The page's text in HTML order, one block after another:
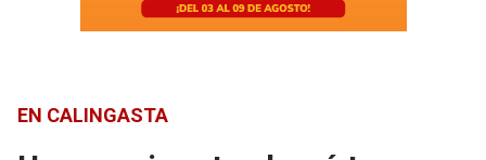
EN CALINGASTA